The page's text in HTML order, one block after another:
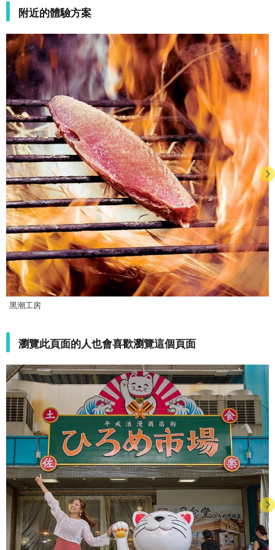
附近的體驗方案
黑潮工房
瀏覽此頁面的人也會喜歡瀏覽這個頁面